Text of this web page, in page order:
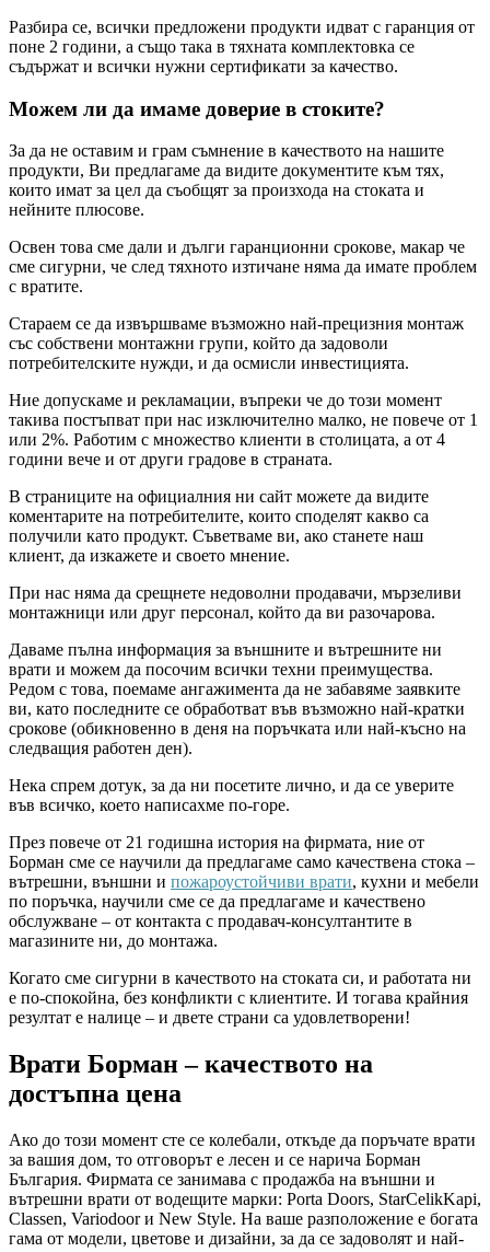
Разбира се, всички предложени продукти идват с гаранция от
поне 2 години, а също така в тяхната комплектовка се
съдържат и всички нужни сертификати за качество.
Можем ли да имаме доверие в стоките?
За да не оставим и грам съмнение в качеството на нашите
продукти, Ви предлагаме да видите документите към тях,
които имат за цел да съобщят за произхода на стоката и
нейните плюсове.
Освен това сме дали и дълги гаранционни срокове, макар че
сме сигурни, че след тяхното изтичане няма да имате проблем
с вратите.
Стараем се да извършваме възможно най-прецизния монтаж
със собствени монтажни групи, който да задоволи
потребителските нужди, и да осмисли инвестицията.
Ние допускаме и рекламации, въпреки че до този момент
такива постъпват при нас изключително малко, не повече от 1
или 2%. Работим с множество клиенти в столицата, а от 4
години вече и от други градове в страната.
В страниците на официалния ни сайт можете да видите
коментарите на потребителите, които споделят какво са
получили като продукт. Съветваме ви, ако станете наш
клиент, да изкажете и своето мнение.
При нас няма да срещнете недоволни продавачи, мързеливи
монтажници или друг персонал, който да ви разочарова.
Даваме пълна информация за външните и вътрешните ни
врати и можем да посочим всички техни преимущества.
Редом с това, поемаме ангажимента да не забавяме заявките
ви, като последните се обработват във възможно най-кратки
срокове (обикновенно в деня на поръчката или най-късно на
следващия работен ден).
Нека спрем дотук, за да ни посетите лично, и да се уверите
във всичко, което написахме по-горе.
През повече от 21 годишна история на фирмата, ние от
Борман сме се научили да предлагаме само качествена стока –
вътрешни, външни и пожароустойчиви врати, кухни и мебели
по поръчка, научили сме се да предлагаме и качествено
обслужване – от контакта с продавач-консултантите в
магазините ни, до монтажа.
Когато сме сигурни в качеството на стоката си, и работата ни
е по-спокойна, без конфликти с клиентите. И тогава крайния
резултат е налице – и двете страни са удовлетворени!
Врати Борман – качеството на
достъпна цена
Ако до този момент сте се колебали, откъде да поръчате врати
за вашия дом, то отговорът е лесен и се нарича Борман
България. Фирмата се занимава с продажба на външни и
вътрешни врати от водещите марки: Porta Doors, StarCelikKapi,
Classen, Variodoor и New Style. На ваше разположение е богата
гама от модели, цветове и дизайни, за да се задоволят и най-